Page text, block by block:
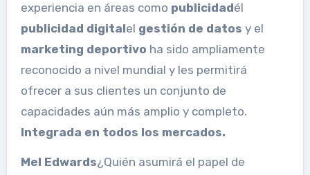
experiencia en áreas como publicidadél
publicidad digitalel gestión de datos y el
marketing deportivo ha sido ampliamente
reconocido a nivel mundial y les permitirá
ofrecer a sus clientes un conjunto de
capacidades aún más amplio y completo.
Integrada en todos los mercados.
Mel Edwards¿Quién asumirá el papel de